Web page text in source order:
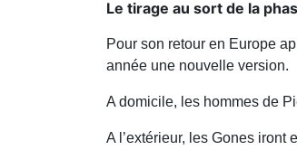
Le tirage au sort de la
Pour son retour en Europe
année une nouvelle version.
A domicile, les hommes de
A l’extérieur, les Gones